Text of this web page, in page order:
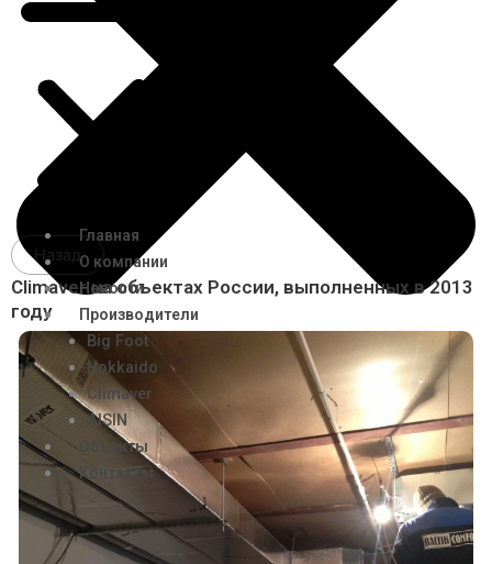
Главная
О компании
Новости
Производители
Big Foot
Hokkaido
Climaver
AISIN
Объекты
Контакты
Назад
Climaver на объектах России, выполненных в 2013
году